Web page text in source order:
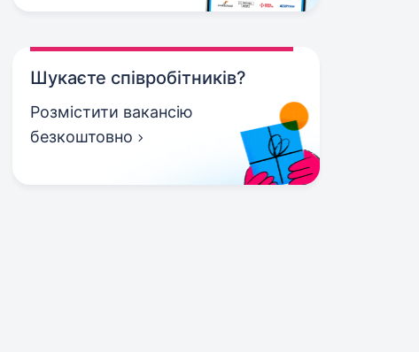
Шукаєте співробітників?
Розмістити вакансію
безкоштовно